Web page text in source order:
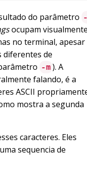
do parâmetro
ocupam
no terminal, apesar
diferentes de
-m ). A
falando, é a
ASCII
mostra a segunda
caracteres. Eles
sequencia de